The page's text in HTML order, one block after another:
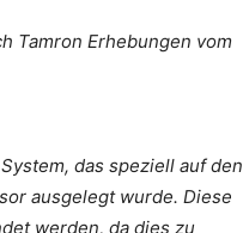
Tamron Erhebungen vom
das speziell auf den
ausgelegt wurde. Diese
werden, da dies zu